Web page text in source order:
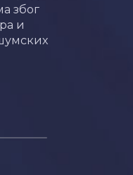
због
и